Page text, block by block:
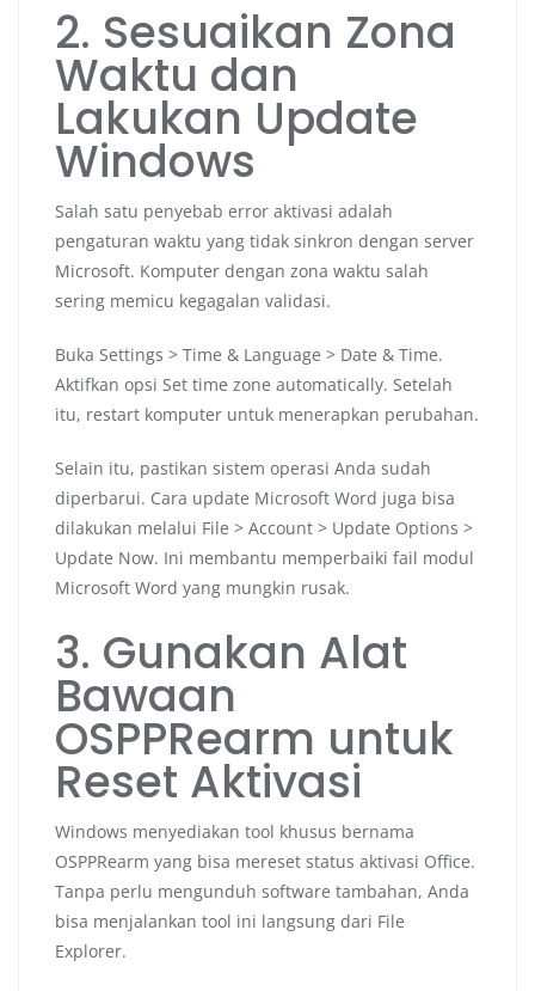
2. Sesuaikan Zona
Waktu dan
Lakukan Update
Windows
Salah satu penyebab error aktivasi adalah
pengaturan waktu yang tidak sinkron dengan server
Microsoft. Komputer dengan zona waktu salah
sering memicu kegagalan validasi.
Buka Settings > Time & Language > Date & Time.
Aktifkan opsi Set time zone automatically. Setelah
itu, restart komputer untuk menerapkan perubahan.
Selain itu, pastikan sistem operasi Anda sudah
diperbarui. Cara update Microsoft Word juga bisa
dilakukan melalui File > Account > Update Options >
Update Now. Ini membantu memperbaiki fail modul
Microsoft Word yang mungkin rusak.
3. Gunakan Alat
Bawaan
OSPPRearm untuk
Reset Aktivasi
Windows menyediakan tool khusus bernama
OSPPRearm yang bisa mereset status aktivasi Office.
Tanpa perlu mengunduh software tambahan, Anda
bisa menjalankan tool ini langsung dari File
Explorer.